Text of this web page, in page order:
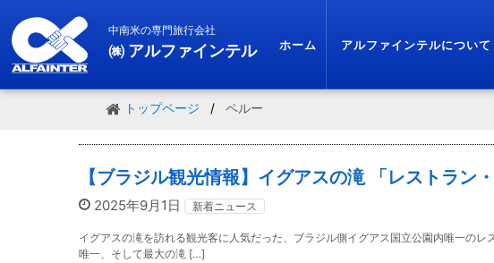
中南米の専門旅行会社
㈱ アルファインテル ホーム アルファインテルについて
トップページ ペルー
【ブラジル観光情報】イグアスの滝 「レストラン
2025年9月1日 新着ニュース
イグアスの滝を訪れる観光客に人気だった、ブラジル側イグアス国立公園内唯一の
唯一、そして最大の滝 […]